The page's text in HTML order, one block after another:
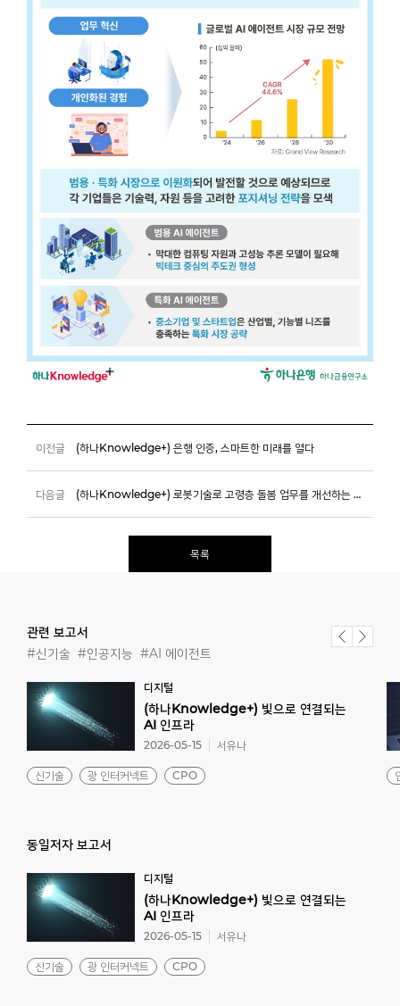
이전글 (하나Knowledge+) 은행 인증, 스마트한 미래를 열다
다음글 (하나Knowledge+) 로봇기술로 고령층 돌봄 업무를 개선하는 일본
목록
관련 보고서
#신기술 #인공지능 #AI 에이전트
디지털
(하나Knowledge+) 빛으로 연결되는
AI 인프라
신기술 광 인터커넥트 CPO
2026-05-15 서유나
동일저자 보고서
디지털
(하나Knowledge+) 빛으로 연결되는
AI 인프라
신기술 광 인터커넥트 CPO
2026-05-15 서유나